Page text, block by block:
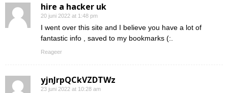
hire a hacker uk
20 juni 2022 at 1:48 pm
I went over this site and I believe you have a lot of
fantastic info , saved to my bookmarks (:.
Reageer
yjnJrpQCkVZDTWz
23 juni 2022 at 10:28 am